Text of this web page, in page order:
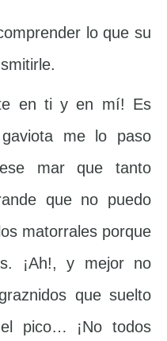
lo que su
en ti y en mí! Es
me lo paso
mar que tanto
que no puedo
matorrales porque
¡Ah!, y mejor no
que suelto
pico… ¡No todos